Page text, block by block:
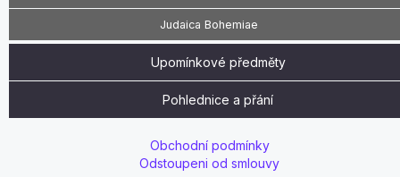
Judaica Bohemiae
Upomínkové předměty
Pohlednice a přání
Obchodní podmínky
Odstoupeni od smlouvy